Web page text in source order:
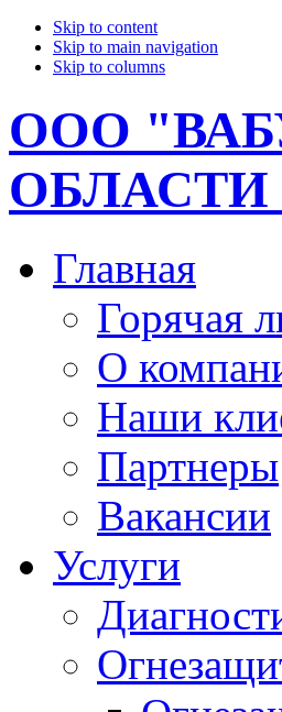
Skip to content
Skip to main navigation
Skip to columns
ООО
Главная
Горячая
О
Наши
Партнеры
Вакансии
Услуги